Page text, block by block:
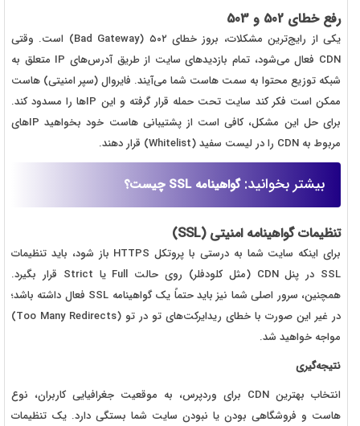
رفع خطای 502 و 503
یکی از رایج‌ترین مشکلات، بروز خطای ۵۰۲ (Bad Gateway) است. وقتی
CDN فعال می‌شود، تمام بازدیدهای سایت از طریق آدرس‌های IP متعلق به
شبکه توزیع محتوا به سمت هاست شما می‌آیند. فایروال (سپر امنیتی) هاست
ممکن است فکر کند سایت تحت حمله قرار گرفته و این IPها را مسدود کند.
برای حل این مشکل، کافی است از پشتیبانی هاست خود بخواهید IPهای
مربوط به CDN را در لیست سفید (Whitelist) قرار دهند.
بیشتر بخوانید:گواهینامه SSL چیست؟
تنظیمات گواهینامه امنیتی (SSL)
برای اینکه سایت شما به درستی با پروتکل HTTPS باز شود، باید تنظیمات
SSL در پنل CDN (مثل کلودفلر) روی حالت Full یا Strict قرار بگیرد.
همچنین، سرور اصلی شما نیز باید حتماً یک گواهینامه SSL فعال داشته باشد؛
در غیر این صورت با خطای ریدایرکت‌های تو در تو (Too Many Redirects)
مواجه خواهید شد.
نتیجه‌گیری
انتخاب بهترین CDN برای وردپرس، به موقعیت جغرافیایی کاربران، نوع
هاست و فروشگاهی بودن یا نبودن سایت شما بستگی دارد. یک تنظیمات